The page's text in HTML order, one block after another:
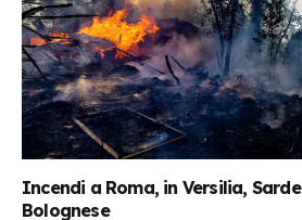
Incendi a Roma, in Versilia,
Bolognese